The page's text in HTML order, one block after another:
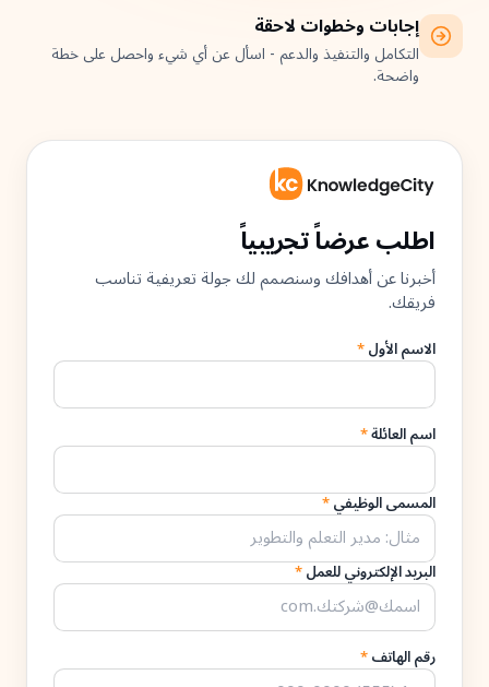
إجابات وخطوات لاحقة
التكامل والتنفيذ والدعم - اسأل عن أي شيء واحصل على خطة
واضحة.
اطلب عرضاً تجريبياً
أخبرنا عن أهدافك وسنصمم لك جولة تعريفية تناسب
فريقك.
الاسم الأول*
اسم العائلة*
المسمى الوظيفي*
البريد الإلكتروني للعمل*
رقم الهاتف*